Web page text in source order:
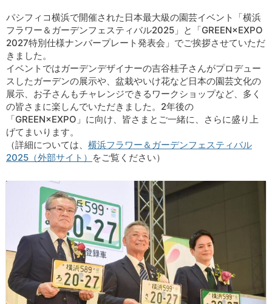
パシフィコ横浜で開催された日本最大級の園芸イベント「横浜
フラワー＆ガーデンフェスティバル2025」と「GREEN×EXPO
2027特別仕様ナンバープレート発表会」でご挨拶させていただ
きました。
イベントではガーデンデザイナーの吉谷桂子さんがプロデュー
スしたガーデンの展示や、盆栽やいけ花など日本の園芸文化の
展示、お子さんもチャレンジできるワークショップなど、多く
の皆さまに楽しんでいただきました。2年後の
「GREEN×EXPO」に向け、皆さまとご一緒に、さらに盛り上
げてまいります。
（詳細については、 横浜フラワー＆ガーデンフェスティバル
2025（外部サイト） をご覧ください）